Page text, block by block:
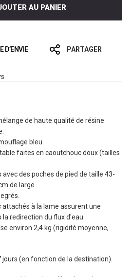
AU PANIER
D’ENVIE PARTAGER
de haute qualité de résine
bleu.
faites en caoutchouc doux (tailles
des poches de pied de taille 43-
de large.
attachés à la lame assurent une
redirection du flux d'eau.
environ 2,4 kg (rigidité moyenne,
jours (en fonction de la destination).